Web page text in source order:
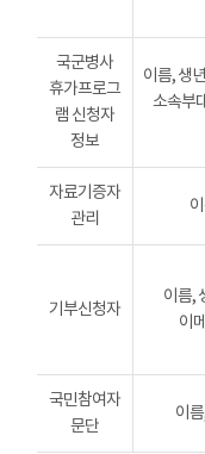
국군병사
휴가프로그
램 신청자
정보
이름, 생
소속부
자료기증자
관리
기부신청자
이름,
이
국민참여자
문단
이